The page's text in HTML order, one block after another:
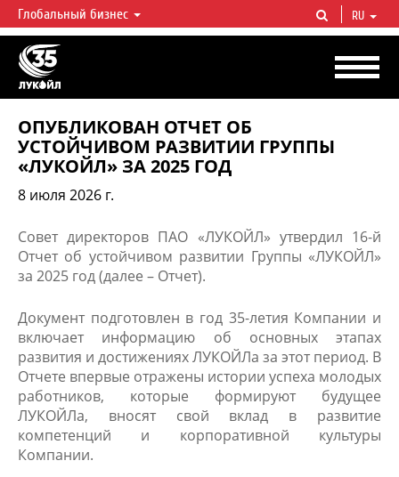
ЛУКОЙЛ СЕГОДНЯ
ЛУКОЙЛ — одна из крупнейших вертикально интегрированных
нефтегазовых компаний в мире, на долю которой приходится более 2%
мировой добычи нефти и около 1% доказанных запасов углеводородов.
Глобальный бизнес RU
ОПУБЛИКОВАН ОТЧЕТ ОБ
УСТОЙЧИВОМ РАЗВИТИИ ГРУППЫ
«ЛУКОЙЛ» ЗА 2025 ГОД
8 июля 2026 г.
Совет директоров ПАО «ЛУКОЙЛ» утвердил 16-й
Отчет об устойчивом развитии Группы «ЛУКОЙЛ»
за 2025 год (далее – Отчет).
Документ подготовлен в год 35-летия Компании и
включает информацию об основных этапах
развития и достижениях ЛУКОЙЛа за этот период. В
Отчете впервые отражены истории успеха молодых
работников, которые формируют будущее
ЛУКОЙЛа, вносят свой вклад в развитие
компетенций и корпоративной культуры
Компании.